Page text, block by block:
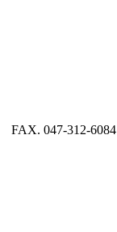
FAX. 047-312-6084